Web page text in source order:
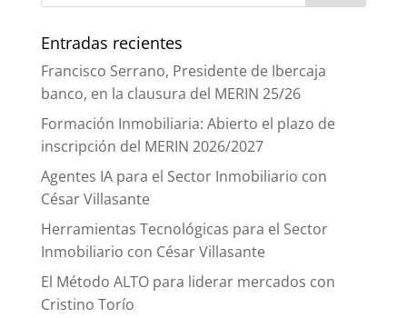
Entradas recientes
Francisco Serrano, Presidente de Ibercaja
banco, en la clausura del MERIN 25/26
Formación Inmobiliaria: Abierto el plazo de
inscripción del MERIN 2026/2027
Agentes IA para el Sector Inmobiliario con
César Villasante
Herramientas Tecnológicas para el Sector
Inmobiliario con César Villasante
El Método ALTO para liderar mercados con
Cristino Torío